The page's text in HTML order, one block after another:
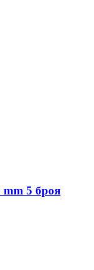
5 броя